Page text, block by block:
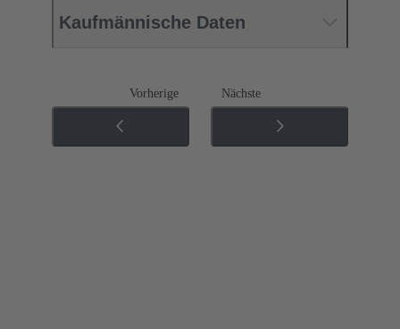
Kaufmännische Daten
Vorherige Nächste